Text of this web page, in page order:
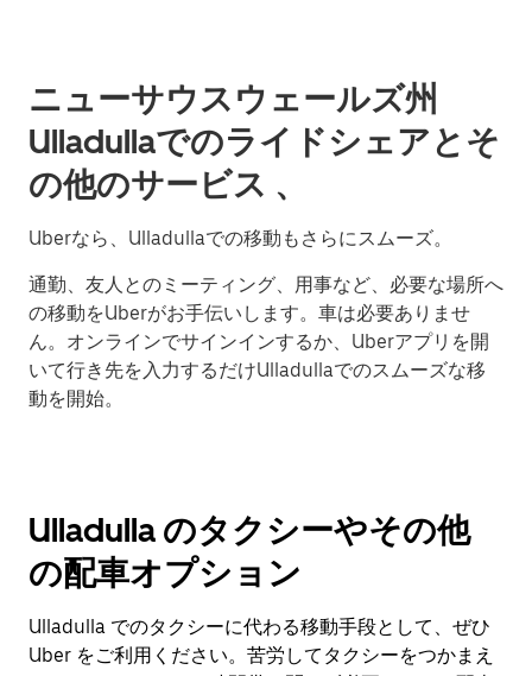
ニューサウスウェールズ州
Ulladullaでのライドシェアとそ
の他のサービス 、
Uberなら、Ulladullaでの移動もさらにスムーズ。
通勤、友人とのミーティング、用事など、必要な場所へ
の移動をUberがお手伝いします。車は必要ありませ
ん。オンラインでサインインするか、Uberアプリを開
いて行き先を入力するだけUlladullaでのスムーズな移
動を開始。
Ulladulla のタクシーやその他
の配車オプション
Ulladulla でのタクシーに代わる移動手段として、ぜひ
Uber をご利用ください。苦労してタクシーをつかまえ